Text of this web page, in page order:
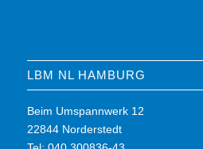
LBM NL HAMBURG
Beim Umspannwerk 12
22844 Norderstedt